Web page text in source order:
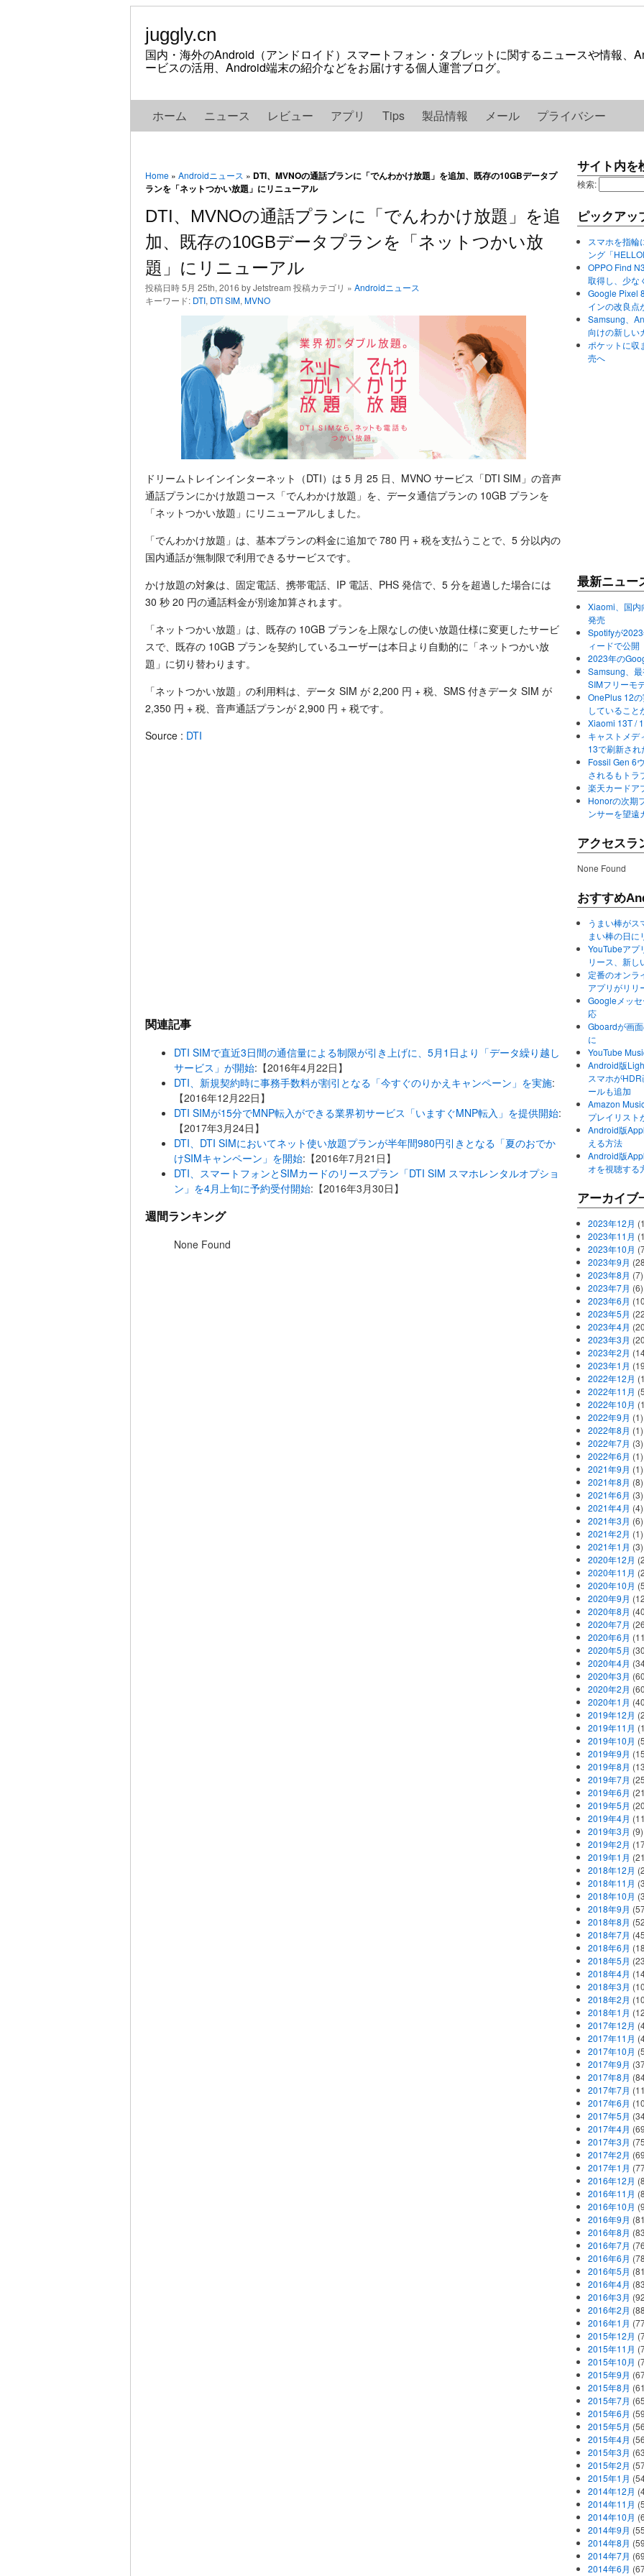
juggly.cn
国内・海外のAndroid（アンドロイド）スマートフォン・タブレットに関するニュースや情報、
ービスの活用、Android端末の紹介などをお届けする個人運営ブログ。
ホーム ニュース レビュー アプリ Tips 製品情報 メール プライバシー
Home » Androidニュース » DTI、MVNOの通話プランに「でんわかけ放題」を追加、既存の10GBデータプ
ランを「ネットつかい放題」にリニューアル
DTI、MVNOの通話プランに「でんわかけ放題」を追
加、既存の10GBデータプランを「ネットつかい放
題」にリニューアル
投稿日時 5月 25th, 2016 by Jetstream 投稿カテゴリ » Androidニュース
キーワード: DTI, DTI SIM, MVNO
ドリームトレインインターネット（DTI）は 5 月 25 日、MVNO サービス「DTI SIM」の音声
通話プランにかけ放題コース「でんわかけ放題」を、データ通信プランの 10GB プランを
「ネットつかい放題」にリニューアルしました。
「でんわかけ放題」は、基本プランの料金に追加で 780 円 + 税を支払うことで、5 分以内の
国内通話が無制限で利用できるサービスです。
かけ放題の対象は、固定電話、携帯電話、IP 電話、PHS 発信で、5 分を超過した場合には
30 秒 20 円の通話料金が別途加算されます。
「ネットつかい放題」は、既存の 10GB プランを上限なしの使い放題仕様に変更したサービ
スで、既存の 10GB プランを契約しているユーザーは本日より自動的に「ネットつかい放
題」に切り替わります。
「ネットつかい放題」の利用料は、データ SIM が 2,200 円 + 税、SMS 付きデータ SIM が
2,350 円 + 税、音声通話プランが 2,900 円 + 税です。
Source : DTI
関連記事
DTI SIMで直近3日間の通信量による制限が引き上げに、5月1日より「データ繰り越し
サービス」が開始:【2016年4月22日】
DTI、新規契約時に事務手数料が割引となる「今すぐのりかえキャンペーン」を実施:
【2016年12月22日】
DTI SIMが15分でMNP転入ができる業界初サービス「いますぐMNP転入」を提供開始:
【2017年3月24日】
DTI、DTI SIMにおいてネット使い放題プランが半年間980円引きとなる「夏のおでか
けSIMキャンペーン」を開始:【2016年7月21日】
DTI、スマートフォンとSIMカードのリースプラン「DTI SIM スマホレンタルオプショ
ン」を4月上旬に予約受付開始:【2016年3月30日】
週間ランキング
None Found
サイト内を
検索:
ピックアッ
スマホを指輪
ング「
OPPO Find
取得し、少な
Google Pixel
インの改良点
Samsung、
向けの新しい
ポケットに収
売へ
最新ニュー
Xiaomi、国内
発売
Spotifyが
ィードで公開
2023年の
Samsung、
SIMフリーモ
OnePlus 12
していること
Xiaomi 13T /
キャストメデ
13で刷新さ
Fossil Gen 6
されるもトラ
楽天カードア
Honorの次期
ンサーを望遠
アクセスラ
None Found
おすすめ
うまい棒がス
まい棒の日に
YouTubeアプ
リース、新し
定番のオンラ
アプリがリリ
Googleメッ
応
Gboardが画
に
YouTube
Android版
スマホが
ールも追加
Amazon
プレイリスト
Android版
える方法
Android版
オを視聴する
アーカイブ
2023年12月
2023年11月
2023年10月
2023年9月
2023年8月 (7)
2023年7月 (6)
2023年6月
2023年5月
2023年4月
2023年3月
2023年2月
2023年1月
2022年12月
2022年11月
2022年10月
2022年9月 (1)
2022年8月 (1)
2022年7月 (3)
2022年6月 (1)
2021年9月 (1)
2021年8月 (8)
2021年6月 (3)
2021年4月 (4)
2021年3月 (6)
2021年2月 (1)
2021年1月 (3)
2020年12月
2020年11月
2020年10月
2020年9月
2020年8月
2020年7月
2020年6月
2020年5月
2020年4月
2020年3月
2020年2月
2020年1月
2019年12月
2019年11月
2019年10月
2019年9月
2019年8月
2019年7月
2019年6月
2019年5月
2019年4月
2019年3月 (9)
2019年2月
2019年1月
2018年12月
2018年11月
2018年10月
2018年9月
2018年8月
2018年7月
2018年6月
2018年5月
2018年4月
2018年3月
2018年2月
2018年1月
2017年12月
2017年11月
2017年10月
2017年9月
2017年8月
2017年7月
2017年6月
2017年5月
2017年4月
2017年3月
2017年2月
2017年1月
2016年12月
2016年11月
2016年10月
2016年9月
2016年8月
2016年7月
2016年6月
2016年5月
2016年4月
2016年3月
2016年2月
2016年1月
2015年12月
2015年11月
2015年10月
2015年9月
2015年8月
2015年7月
2015年6月
2015年5月
2015年4月
2015年3月
2015年2月
2015年1月
2014年12月
2014年11月
2014年10月
2014年9月
2014年8月
2014年7月
2014年6月